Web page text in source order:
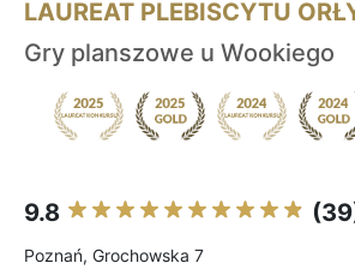
LAUREAT PLEBISCYTU
Gry planszowe u Wookiego
9.8
Poznań, Grochowska 7